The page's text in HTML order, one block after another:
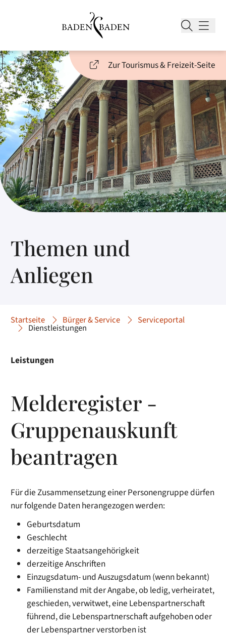
Zur Tourismus & Freizeit-Seite
Themen und
Anliegen
Startseite Bürger & Service Serviceportal
Dienstleistungen
Leistungen
Melderegister -
Gruppenauskunft
beantragen
Für die Zusammensetzung einer Personengruppe dürfen
nur folgende Daten herangezogen werden:
Geburtsdatum
Geschlecht
derzeitige Staatsangehörigkeit
derzeitige Anschriften
Einzugsdatum- und Auszugsdatum (wenn bekannt)
Familienstand mit der Angabe, ob ledig, verheiratet,
geschieden, verwitwet, eine Lebenspartnerschaft
führend, die Lebenspartnerschaft aufgehoben oder
der Lebenspartner verstorben ist